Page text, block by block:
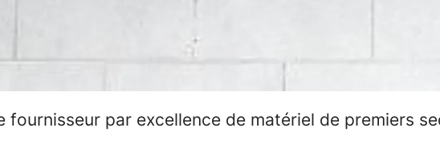
fournisseur par excellence de matériel de premiers